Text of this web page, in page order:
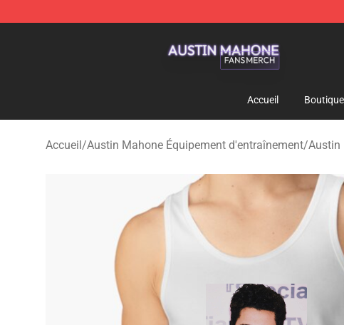
Accueil Boutique
Accueil/Austin Mahone Équipement d'entraînement/Austin